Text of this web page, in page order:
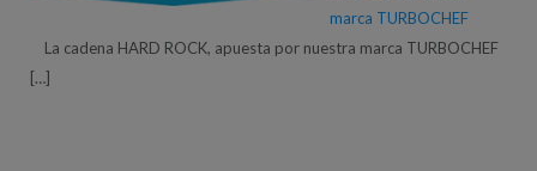
marca TURBOCHEF
La cadena HARD ROCK, apuesta por nuestra marca TURBOCHEF
[…]